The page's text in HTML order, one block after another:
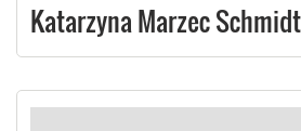
Katarzyna Marzec Schmidt